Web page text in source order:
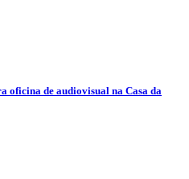
oficina de audiovisual na Casa da